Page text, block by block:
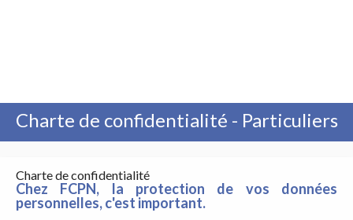
Charte de confidentialité - Particuliers
Charte de confidentialité
Chez FCPN, la protection de vos données
personnelles, c'est important.